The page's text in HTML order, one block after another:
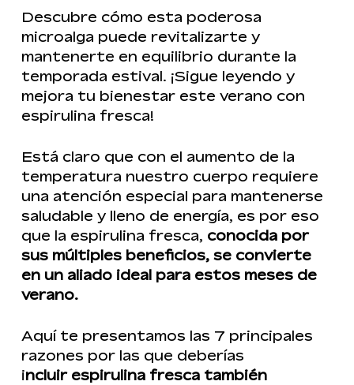
Descubre cómo esta poderosa
microalga puede revitalizarte y
mantenerte en equilibrio durante la
temporada estival. ¡Sigue leyendo y
mejora tu bienestar este verano con
espirulina fresca!
Está claro que con el aumento de la
temperatura nuestro cuerpo requiere
una atención especial para mantenerse
saludable y lleno de energía, es por eso
que la espirulina fresca, conocida por
sus múltiples beneficios, se convierte
en un aliado ideal para estos meses de
verano.
Aquí te presentamos las 7 principales
razones por las que deberías
incluir espirulina fresca también